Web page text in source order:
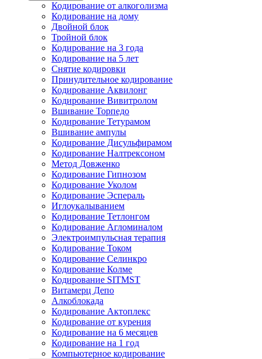
Кодирование от алкоголизма
Кодирование на дому
Двойной блок
Тройной блок
Кодирование на 3 года
Кодирование на 5 лет
Снятие кодировки
Принудительное кодирование
Кодирование Аквилонг
Кодирование Вивитролом
Вшивание Торпедо
Кодирование Тетурамом
Вшивание ампулы
Кодирование Дисульфирамом
Кодирование Налтрексоном
Метод Довженко
Кодирование Гипнозом
Кодирование Уколом
Кодирование Эспераль
Иглоукалыванием
Кодирование Тетлонгом
Кодирование Агломиналом
Электроимпульсная терапия
Кодирование Током
Кодирование Селинкро
Кодирование Колме
Кодирование SITMST
Витамерц Депо
Алкоблокада
Кодирование Актоплекс
Кодирование от курения
Кодирование на 6 месяцев
Кодирование на 1 год
Компьютерное кодирование